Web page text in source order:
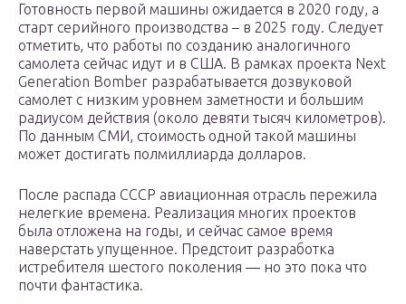
Готовность первой машины ожидается в 2020 году, а
старт серийного производства – в 2025 году. Следует
отметить, что работы по созданию аналогичного
самолета сейчас идут и в США. В рамках проекта Next
Generation Bomber разрабатывается дозвуковой
самолет с низким уровнем заметности и большим
радиусом действия (около девяти тысяч километров).
По данным СМИ, стоимость одной такой машины
может достигать полмиллиарда долларов.
После распада СССР авиационная отрасль пережила
нелегкие времена. Реализация многих проектов
была отложена на годы, и сейчас самое время
наверстать упущенное. Предстоит разработка
истребителя шестого поколения — но это пока что
почти фантастика.